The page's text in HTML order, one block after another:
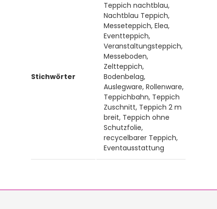
Stichwörter
Teppich nachtblau,
Nachtblau Teppich,
Messeteppich, Elea,
Eventteppich,
Veranstaltungsteppich,
Messeboden,
Zeltteppich,
Bodenbelag,
Auslegware, Rollenware,
Teppichbahn, Teppich
Zuschnitt, Teppich 2 m
breit, Teppich ohne
Schutzfolie,
recycelbarer Teppich,
Eventausstattung